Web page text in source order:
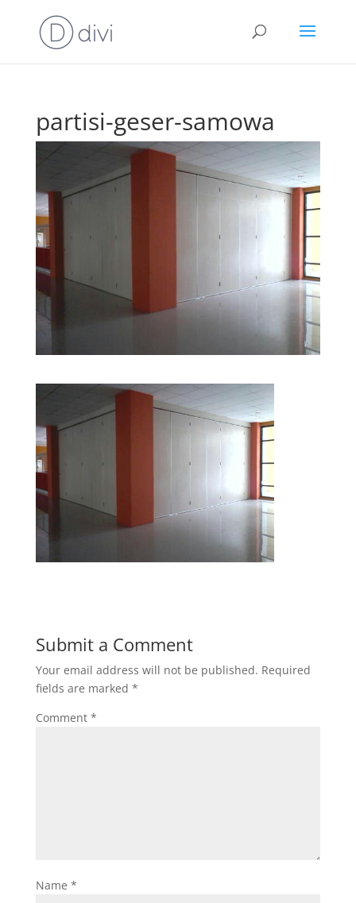
partisi-geser-samowa
Submit a Comment
Your email address will not be published. Required
fields are marked *
Comment *
Name *